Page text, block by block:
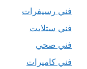
فني رسيفرات
فني ستلايت
فني صحي
فني كاميرات